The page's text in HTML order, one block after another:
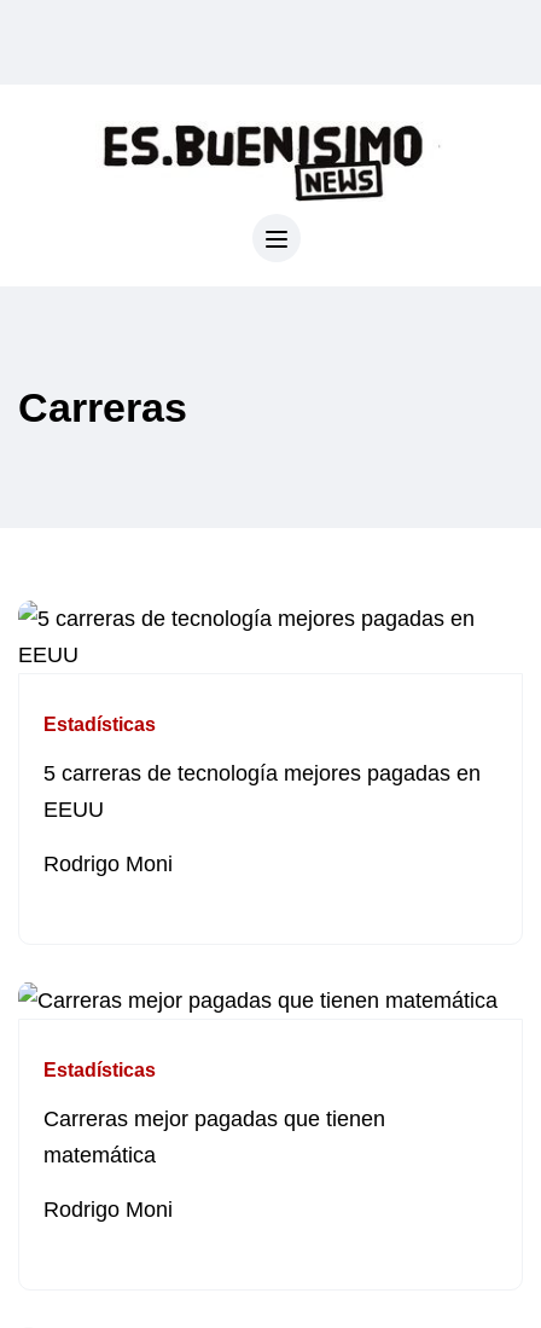
Carreras
Estadísticas
5 carreras de tecnología mejores pagadas en
EEUU
Rodrigo Moni
Estadísticas
Carreras mejor pagadas que tienen
matemática
Rodrigo Moni